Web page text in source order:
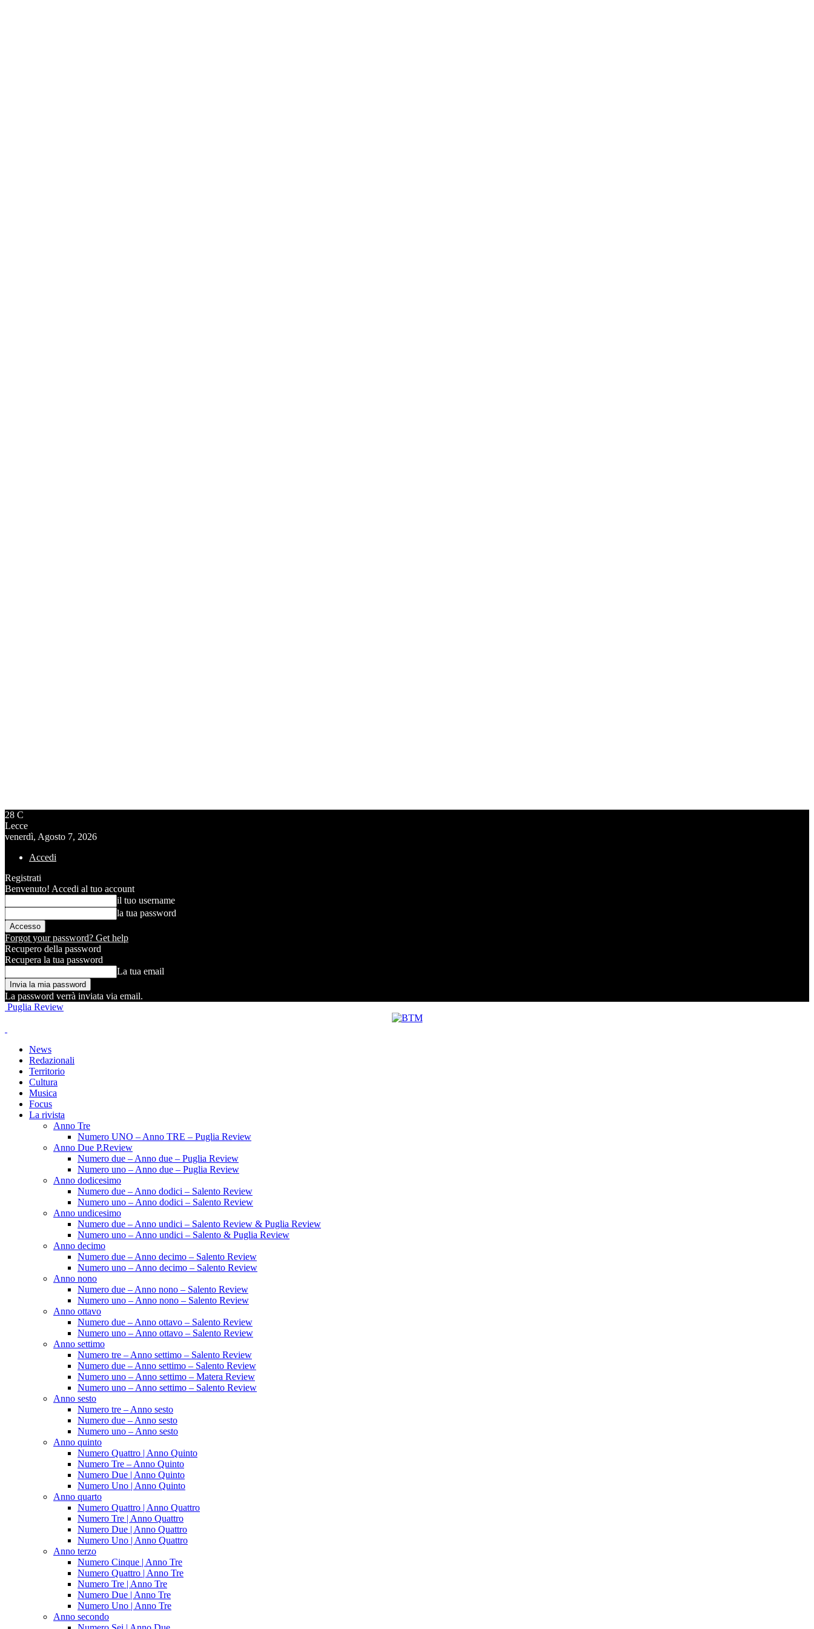
28 C
Lecce
venerdì, Agosto 7, 2026
Accedi
Registrati
Benvenuto! Accedi al tuo account
il tuo username
la tua password
Forgot your password? Get help
Recupero della password
Recupera la tua password
La tua email
La password verrà inviata via email.
Puglia Review
News
Redazionali
Territorio
Cultura
Musica
Focus
La rivista
Anno Tre
Numero UNO – Anno TRE – Puglia Review
Anno Due P.Review
Numero due – Anno due – Puglia Review
Numero uno – Anno due – Puglia Review
Anno dodicesimo
Numero due – Anno dodici – Salento Review
Numero uno – Anno dodici – Salento Review
Anno undicesimo
Numero due – Anno undici – Salento Review & Puglia Review
Numero uno – Anno undici – Salento & Puglia Review
Anno decimo
Numero due – Anno decimo – Salento Review
Numero uno – Anno decimo – Salento Review
Anno nono
Numero due – Anno nono – Salento Review
Numero uno – Anno nono – Salento Review
Anno ottavo
Numero due – Anno ottavo – Salento Review
Numero uno – Anno ottavo – Salento Review
Anno settimo
Numero tre – Anno settimo – Salento Review
Numero due – Anno settimo – Salento Review
Numero uno – Anno settimo – Matera Review
Numero uno – Anno settimo – Salento Review
Anno sesto
Numero tre – Anno sesto
Numero due – Anno sesto
Numero uno – Anno sesto
Anno quinto
Numero Quattro | Anno Quinto
Numero Tre – Anno Quinto
Numero Due | Anno Quinto
Numero Uno | Anno Quinto
Anno quarto
Numero Quattro | Anno Quattro
Numero Tre | Anno Quattro
Numero Due | Anno Quattro
Numero Uno | Anno Quattro
Anno terzo
Numero Cinque | Anno Tre
Numero Quattro | Anno Tre
Numero Tre | Anno Tre
Numero Due | Anno Tre
Numero Uno | Anno Tre
Anno secondo